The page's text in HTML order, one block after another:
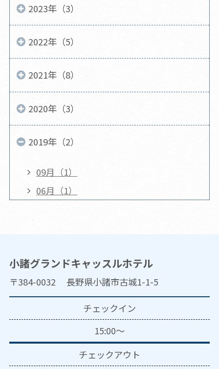
2023年（3）
2022年（5）
2021年（8）
2020年（3）
2019年（2）
09月（1）
06月（1）
小諸グランドキャッスルホテル
〒384-0032 長野県小諸市古城1-1-5
チェックイン
15:00～
チェックアウト